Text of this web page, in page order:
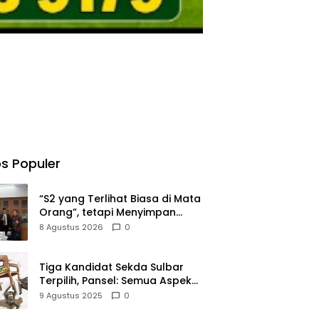
Populer
“S2 yang Terlihat Biasa di Mata
Orang”, tetapi Menyimpan
Perjuangan Panjang yang
8 Agustus 2026 0
Tiga Kandidat Sekda Sulbar
Terpilih, Pansel: Semua Aspek
Dinilai Ketat
9 Agustus 2025 0